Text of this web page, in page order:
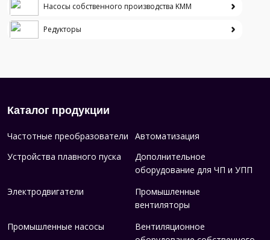
Насосы собственного производства KMM
Редукторы
Каталог продукции
Частотные преобразователи
Автоматизация
Устройства плавного пуска
Дополнительное
оборудование для ЧП и УПП
Электродвигатели Промышленные
вентиляторы
Промышленные насосы Вентиляционное